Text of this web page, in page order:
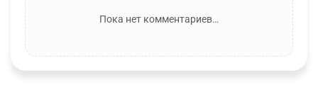
Пока нет комментариев…